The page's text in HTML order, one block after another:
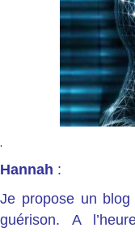
.
Hannah :
Je propose un
guérison. A